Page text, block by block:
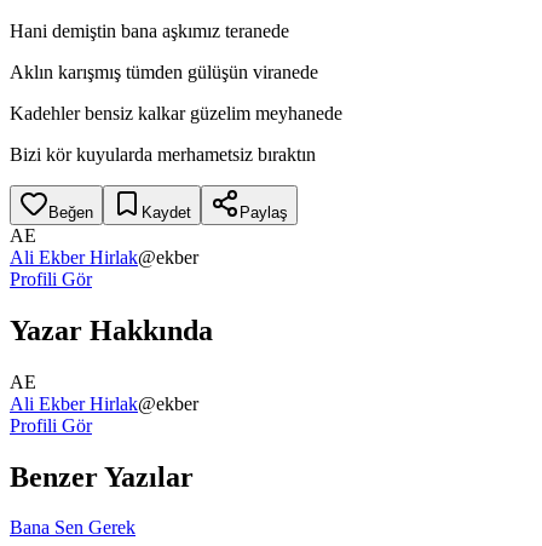
Hani demiştin bana aşkımız teranede
Aklın karışmış tümden gülüşün viranede
Kadehler bensiz kalkar güzelim meyhanede
Bizi kör kuyularda merhametsiz bıraktın
Beğen Kaydet Paylaş
AE
Ali Ekber Hirlak@ekber
Profili Gör
Yazar Hakkında
AE
Ali Ekber Hirlak@ekber
Profili Gör
Benzer Yazılar
Bana Sen Gerek